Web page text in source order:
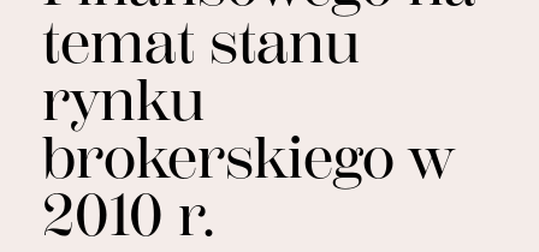
temat stanu
rynku
brokerskiego w
2010 r.